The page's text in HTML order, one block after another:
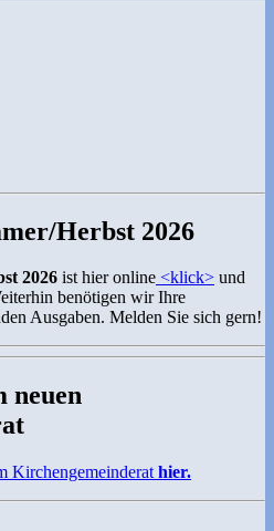
Herbst 2026
2026 ist hier online <klick> und
benötigen wir Ihre
Ausgaben. Melden Sie sich gern!
neuen
Kirchengemeinderat hier.